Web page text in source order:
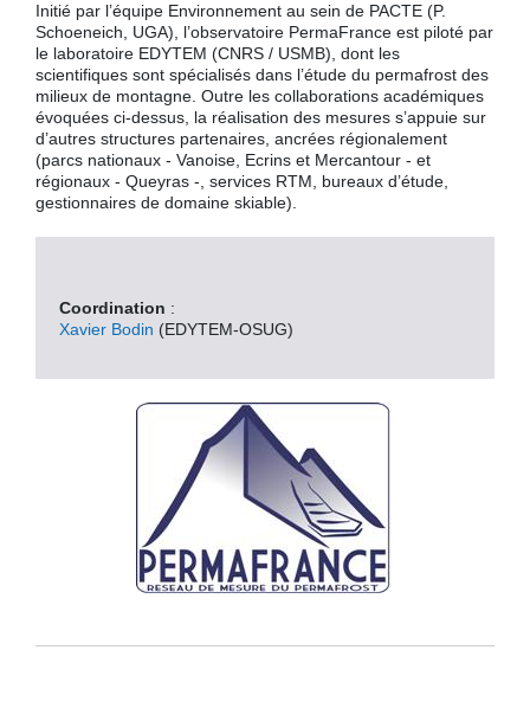
Initié par l’équipe Environnement au sein de PACTE (P.
Schoeneich, UGA), l’observatoire PermaFrance est piloté par
le laboratoire EDYTEM (CNRS / USMB), dont les
scientifiques sont spécialisés dans l’étude du permafrost des
milieux de montagne. Outre les collaborations académiques
évoquées ci-dessus, la réalisation des mesures s’appuie sur
d’autres structures partenaires, ancrées régionalement
(parcs nationaux - Vanoise, Ecrins et Mercantour - et
régionaux - Queyras -, services RTM, bureaux d’étude,
gestionnaires de domaine skiable).
Coordination :
Xavier Bodin (EDYTEM-OSUG)